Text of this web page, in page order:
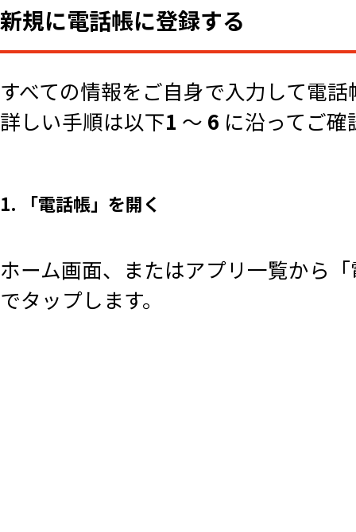
新規に電話帳に登録する
すべての情報をご自身で入力して電
詳しい手順は以下1 ～ 6 に沿ってご
1. 「電話帳」を開く
ホーム画面、またはアプリ一覧から
でタップします。